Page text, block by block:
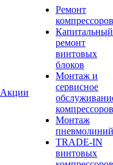
Акции
Ремонт
компрессоров
Капитальный
ремонт
винтовых
блоков
Монтаж и
сервисное
компрессоров
Монтаж
пневмолиний
TRADE-IN
винтовых